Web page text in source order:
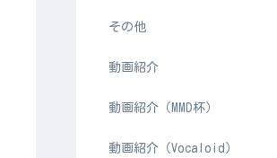
その他
動画紹介
動画紹介（MMD杯）
動画紹介（Vocaloid）